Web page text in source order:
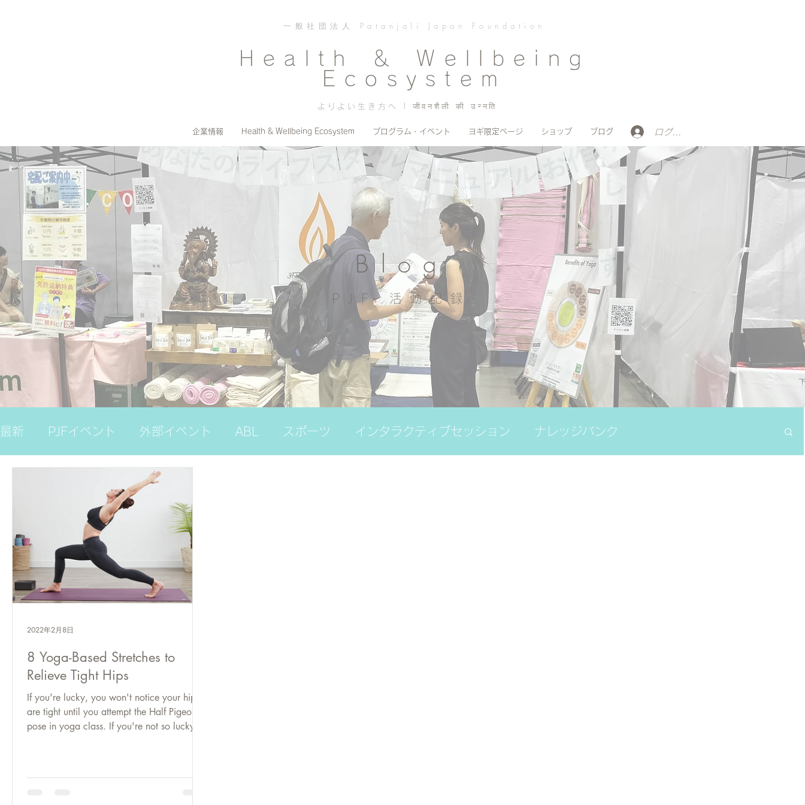
一般社団法人 Patanjali Japan Foundation
Health ＆ Wellbeing
Ecosystem
よりよい生き方へ | जीवनशैली की उन्नति
企業情報 Health & Wellbeing Ecosystem プログラム・イベント ヨギ限定ページ ショップ ブログ ログイン
Blog
PJF ​活動記録
最新 PJFイベント 外部イベント ABL スポーツ インタラクティブセッション ナレッジバンク
ナレッジバンク（プレミアム）
8 Yoga-Based Stretches to
Relieve Tight Hips
If you're lucky, you won't notice your hips
are tight until you attempt the Half Pigeon
pose in yoga class. If you're not so lucky,
2022年2月8日